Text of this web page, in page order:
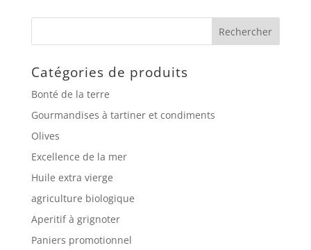
Catégories de produits
Bonté de la terre
Gourmandises à tartiner et condiments
Olives
Excellence de la mer
Huile extra vierge
agriculture biologique
Aperitif à grignoter
Paniers promotionnel